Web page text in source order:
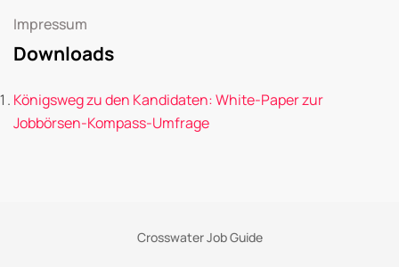
Impressum
Downloads
Königsweg zu den Kandidaten: White-Paper zur
Jobbörsen-Kompass-Umfrage
Crosswater Job Guide